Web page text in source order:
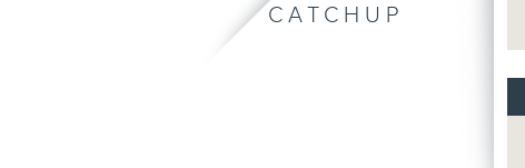
CATCHUP